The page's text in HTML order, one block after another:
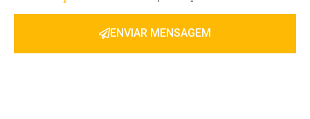
ENVIAR MENSAGEM